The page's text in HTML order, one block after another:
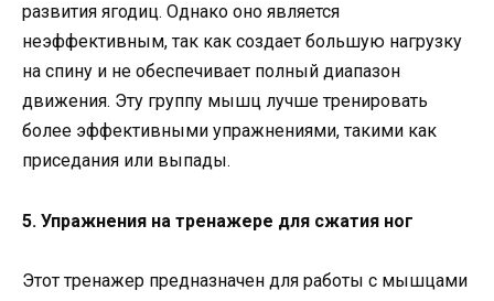
развития ягодиц. Однако оно является
неэффективным, так как создает большую нагрузку
на спину и не обеспечивает полный диапазон
движения. Эту группу мышц лучше тренировать
более эффективными упражнениями, такими как
приседания или выпады.
5. Упражнения на тренажере для сжатия ног
Этот тренажер предназначен для работы с мышцами